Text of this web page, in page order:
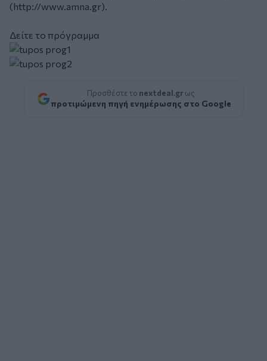
(http://www.amna.gr).
Δείτε το πρόγραμμα
Προσθέστε το nextdeal.gr ως
προτιμώμενη πηγή ενημέρωσης στο Google